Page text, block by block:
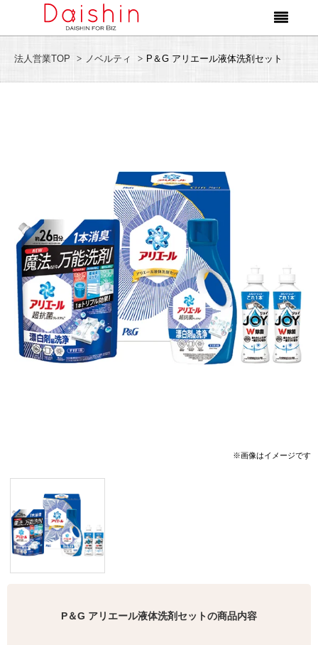
法人営業TOP ノベルティ P＆G アリエール液体洗剤セット
※画像はイメージです
P＆G アリエール液体洗剤セットの商品内容